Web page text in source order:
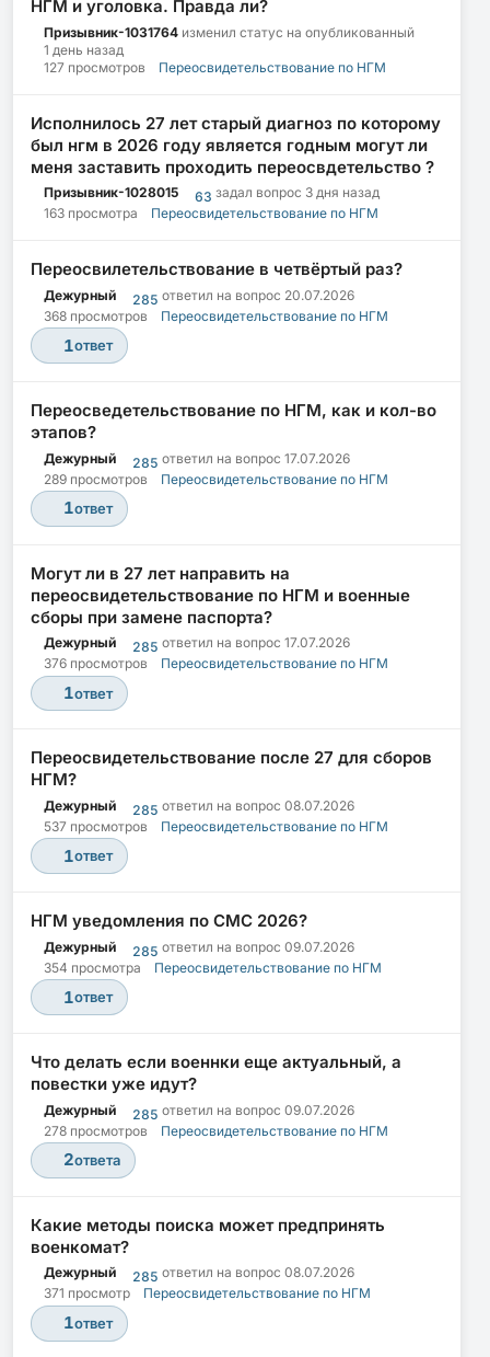
НГМ и уголовка. Правда ли?
Призывник-1031764 изменил статус на опубликованный
1 день назад
127 просмотров
Переосвидетельствование по НГМ
Исполнилось 27 лет старый диагноз по которому
был нгм в 2026 году является годным могут ли
меня заставить проходить переосвдетельство ?
Призывник-1028015 63 задал вопрос 3 дня назад
163 просмотра
Переосвидетельствование по НГМ
Переосвилетельствование в четвёртый раз?
Дежурный 285 ответил на вопрос 20.07.2026
368 просмотров
Переосвидетельствование по НГМ
1ответ
Переосведетельствование по НГМ, как и кол-во
этапов?
Дежурный 285 ответил на вопрос 17.07.2026
289 просмотров
Переосвидетельствование по НГМ
1ответ
Могут ли в 27 лет направить на
переосвидетельствование по НГМ и военные
сборы при замене паспорта?
Дежурный 285 ответил на вопрос 17.07.2026
376 просмотров
Переосвидетельствование по НГМ
1ответ
Переосвидетельствование после 27 для сборов
НГМ?
Дежурный 285 ответил на вопрос 08.07.2026
537 просмотров
Переосвидетельствование по НГМ
1ответ
НГМ уведомления по СМС 2026?
Дежурный 285 ответил на вопрос 09.07.2026
354 просмотра
Переосвидетельствование по НГМ
1ответ
Что делать если военнки еще актуальный, а
повестки уже идут?
Дежурный 285 ответил на вопрос 09.07.2026
278 просмотров
Переосвидетельствование по НГМ
2ответа
Какие методы поиска может предпринять
военкомат?
Дежурный 285 ответил на вопрос 08.07.2026
371 просмотр
Переосвидетельствование по НГМ
1ответ